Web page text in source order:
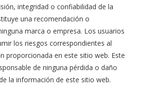
integridad o confiabilidad de la
una recomendación o
marca o empresa. Los usuarios
los riesgos correspondientes al
proporcionada en este sitio web. Este
de ninguna pérdida o daño
la información de este sitio web.